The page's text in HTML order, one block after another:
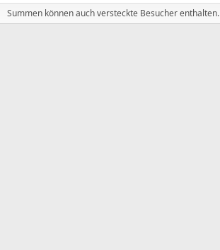
Summen können auch versteckte Besucher enthalten.